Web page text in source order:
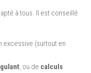
à tous. Il est conseillé
excessive (surtout en
, ou de calculs